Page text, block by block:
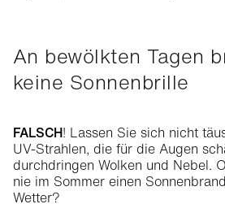
An bewölkten Tagen braucht man
keine Sonnenbrille
FALSCH! Lassen Sie sich nicht
UV-Strahlen, die für die Augen
durchdringen Wolken und Nebel.
nie im Sommer einen
Wetter?